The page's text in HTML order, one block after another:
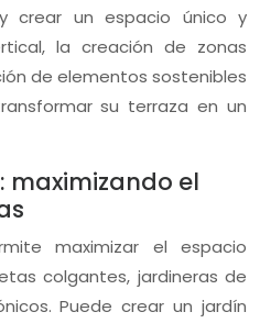
crear un espacio único y
la creación de zonas
de elementos sostenibles
su terraza en un
el
maximizar el espacio
colgantes, jardineras de
Puede crear un jardín